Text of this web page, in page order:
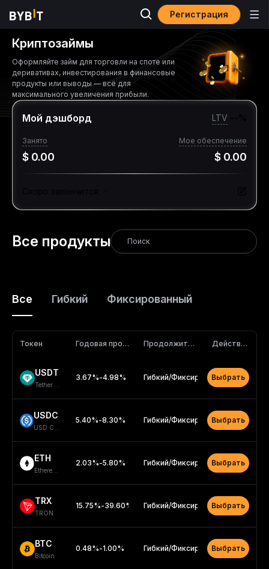
Регистрация
Криптозаймы
Оформляйте займ для торговли на споте или
деривативах, инвестирования в финансовые
продукты или выводы — всё для
максимального увеличения прибыли.
Мой дэшборд LTV
Занято
$ 0.00
Мое обеспечение
$ 0.00
Все продукты
Все Гибкий Фиксированный
Токен Годовая процентная ставка Продолжительность Действие
USDT 3.67%-4.98% Гибкий/Фиксированный
Выбрать
USDC 5.40%-8.30% Гибкий/Фиксированный
Выбрать
ETH 2.03%-5.80% Гибкий/Фиксированный
Выбрать
TRX
TRON
15.75%-39.60% Гибкий/Фиксированный
Выбрать
BTC
Bitcoin
0.48%-1.00% Гибкий/Фиксированный
Выбрать